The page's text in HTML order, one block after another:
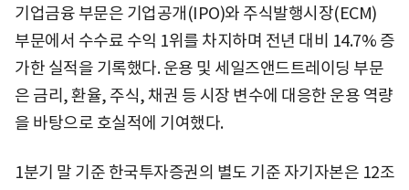
기업금융 부문은 기업공개(IPO)와 주식발행시장(ECM)
부문에서 수수료 수익 1위를 차지하며 전년 대비 14.7% 증
가한 실적을 기록했다. 운용 및 세일즈앤드트레이딩 부문
은 금리, 환율, 주식, 채권 등 시장 변수에 대응한 운용 역량
을 바탕으로 호실적에 기여했다.
1분기 말 기준 한국투자증권의 별도 기준 자기자본은 12조